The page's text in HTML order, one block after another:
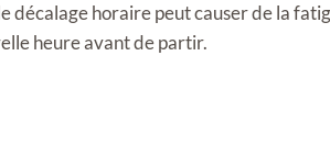
décalage horaire peut causer de la
heure avant de partir.